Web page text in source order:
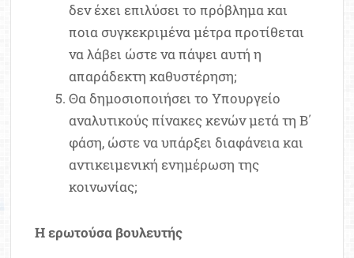
δεν έχει επιλύσει το πρόβλημα και
ποια συγκεκριμένα μέτρα προτίθεται
να λάβει ώστε να πάψει αυτή η
απαράδεκτη καθυστέρηση;
Θα δημοσιοποιήσει το Υπουργείο
αναλυτικούς πίνακες κενών μετά τη Β΄
φάση, ώστε να υπάρξει διαφάνεια και
αντικειμενική ενημέρωση της
κοινωνίας;
Η ερωτούσα βουλευτής